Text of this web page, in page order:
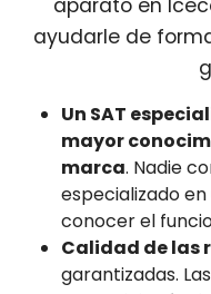
ayudarle de
Un SAT
mayor
marca. Nadie
especializado
conocer el
Calidad de las
garantizadas.